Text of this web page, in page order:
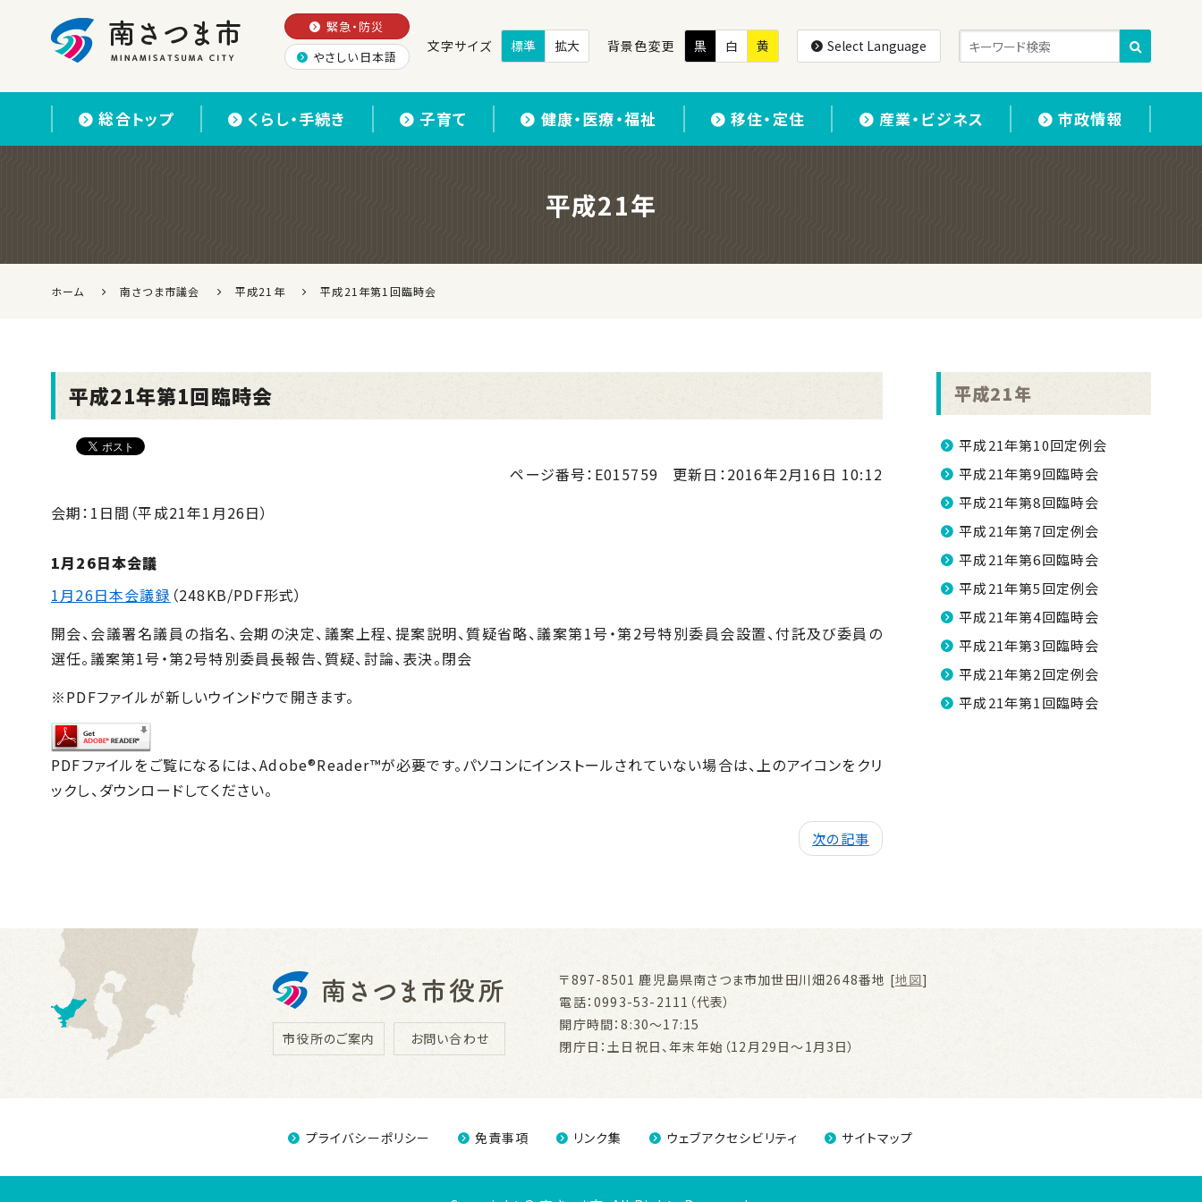
緊急・防災
やさしい日本語
文字サイズ 標準 拡大 背景色変更 黒 白 黄 Select Language
総合トップ くらし・手続き 子育て 健康・医療・福祉 移住・定住 産業・ビジネス 市政情報
平成21年
ホーム 南さつま市議会 平成21年 平成21年第1回臨時会
平成21年第1回臨時会
ページ番号：E015759 更新日：2016年2月16日 10:12
会期：1日間（平成21年1月26日）
1月26日本会議
1月26日本会議録 （248KB/PDF形式）
開会、会議署名議員の指名、会期の決定、議案上程、提案説明、質疑省略、議案第1号・第2号特別委員会設置、付託及び委員の
選任。議案第1号・第2号特別委員長報告、質疑、討論、表決。閉会
※PDFファイルが新しいウインドウで開きます。
PDFファイルをご覧になるには、Adobe®Reader™が必要です。パソコンにインストールされていない場合は、上のアイコンをクリ
ックし、ダウンロードしてください。
次の記事
平成21年
平成21年第10回定例会
平成21年第9回臨時会
平成21年第8回臨時会
平成21年第7回定例会
平成21年第6回臨時会
平成21年第5回定例会
平成21年第4回臨時会
平成21年第3回臨時会
平成21年第2回定例会
平成21年第1回臨時会
市役所のご案内 お問い合わせ
〒897-8501鹿児島県南さつま市加世田川畑2648番地 [地図]
電話：0993-53-2111（代表）
開庁時間：8:30～17:15
閉庁日：土日祝日、年末年始（12月29日～1月3日）
プライバシーポリシー 免責事項 リンク集 ウェブアクセシビリティ サイトマップ